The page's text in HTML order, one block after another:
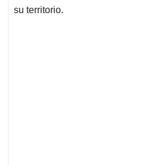
su territorio.